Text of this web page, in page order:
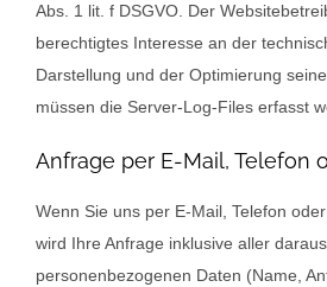
Abs. 1 lit. f DSGVO. Der
berechtigtes Interesse an der
Darstellung und der Optimierung
müssen die Server-Log-Files erfasst
Anfrage per E-Mail, Telefon
Wenn Sie uns per E-Mail, Telefon
wird Ihre Anfrage inklusive aller
personenbezogenen Daten (Name,